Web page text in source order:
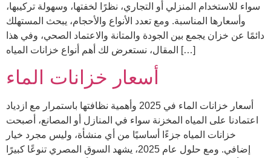
سواء للاستخدام المنزلي أو التجاري، نظرًا لخفتها، وسهولة تركيبها،
وأسعارها المناسبة. ومع تعدد الأنواع والأحجام، يبحث المستهلك
دائمًا عن خزان يجمع بين الجودة والمتانة والاعتماد الصحي، وفي هذا
المقال، نستعرض لك أهم أنواع خزانات المياه […]
أسعار خزانات الماء
أسعار خزانات الماء في 2025 وأهمية نظافتها باستمرار مع ازدياد
اعتمادنا على المياه المخزنة سواء في المنازل أو المصانع، أصبحت
خزانات المياه جزءًا أساسيًا من أي منشأة، وليس مجرد خيار
إضافي. ومع حلول عام 2025، يشهد السوق المصري تنوعًا كبيرًا